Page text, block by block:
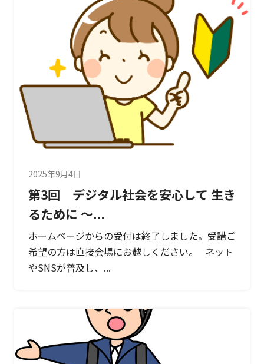
2025年9月4日
第3回 デジタル社会を安心して 生き
るために ～...
ホームページからの受付は終了しました。受講ご
希望の方は直接会場にお越しください。 ネット
やSNSが普及し、...